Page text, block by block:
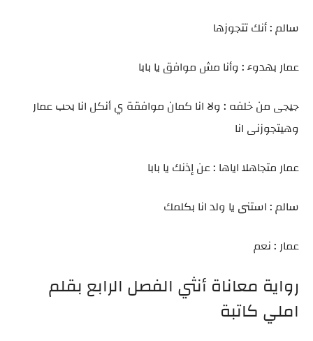
سالم : أنك تتجوزها
عمار بهدوء : وأنا مش موافق يا بابا
جيجى من خلفه : ولا انا كمان موافقة ي أنكل انا بحب عمار
وهيتجوزنى انا
عمار متجاهلا اياها : عن إذنك يا بابا
سالم : استنى يا ولد انا بكلمك
عمار : نعم
رواية معاناة أنثي الفصل الرابع بقلم
املي كاتبة